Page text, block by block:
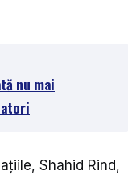
nu mai
Shahid Rind,